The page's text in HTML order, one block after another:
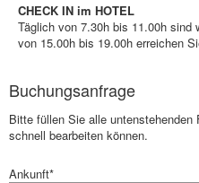
CHECK IN im HOTEL
Täglich von 7.30h bis 11.00h sind
von 15.00h bis 19.00h erreichen
Buchungsanfrage
Bitte füllen Sie alle
schnell bearbeiten können.
Ankunft*